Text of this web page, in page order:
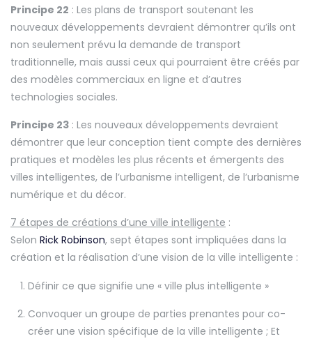
Principe 22 : Les plans de transport soutenant les
nouveaux développements devraient démontrer qu’ils ont
non seulement prévu la demande de transport
traditionnelle, mais aussi ceux qui pourraient être créés par
des modèles commerciaux en ligne et d’autres
technologies sociales.
Principe 23 : Les nouveaux développements devraient
démontrer que leur conception tient compte des dernières
pratiques et modèles les plus récents et émergents des
villes intelligentes, de l’urbanisme intelligent, de l’urbanisme
numérique et du décor.
7 étapes de créations d’une ville intelligente :
Selon Rick Robinson, sept étapes sont impliquées dans la
création et la réalisation d’une vision de la ville intelligente :
Définir ce que signifie une « ville plus intelligente »
Convoquer un groupe de parties prenantes pour co-
créer une vision spécifique de la ville intelligente ; Et